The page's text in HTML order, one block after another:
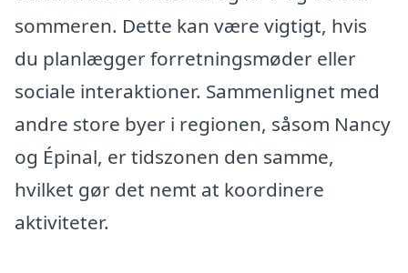
sommeren. Dette kan være vigtigt, hvis
du planlægger forretningsmøder eller
sociale interaktioner. Sammenlignet med
andre store byer i regionen, såsom Nancy
og Épinal, er tidszonen den samme,
hvilket gør det nemt at koordinere
aktiviteter.